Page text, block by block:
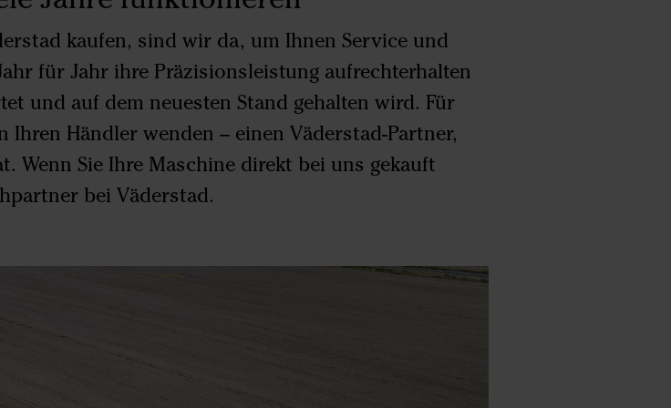
kaufen, sind wir da, um Ihnen Service und
für Jahr ihre Präzisionsleistung aufrechterhalten
und auf dem neuesten Stand gehalten wird. Für
Händler wenden – einen Väderstad-Partner,
Wenn Sie Ihre Maschine direkt bei uns gekauft
bei Väderstad.